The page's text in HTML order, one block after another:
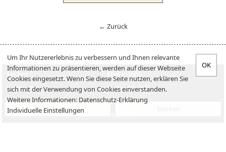
Anfragen
← Zurück
Suchen
Mieter-Info
Vermieten
Vermieter-Info
Verkaufen
Jobs
Kaufen
Um Ihr Nutzererlebnis zu verbessern und Ihnen relevante
Informationen zu präsentieren, werden auf dieser Webseite
Cookies eingesetzt. Wenn Sie diese Seite nutzen, erklären Sie
sich mit der Verwendung von Cookies einverstanden.
Weitere Informationen: Datenschutz-Erklärung
Individuelle Einstellungen